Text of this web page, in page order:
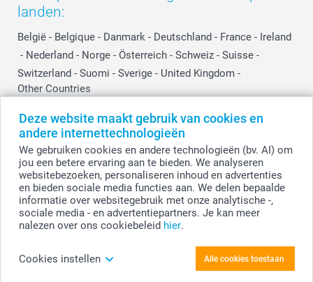
Deze website maakt gebruik van cookies en
andere internettechnologieën
We gebruiken cookies en andere technologieën (bv. AI) om
jou een betere ervaring aan te bieden. We analyseren
websitebezoeken, personaliseren inhoud en advertenties
en bieden sociale media functies aan. We delen bepaalde
informatie over websitegebruik met onze analytische -,
sociale media - en advertentiepartners. Je kan meer
nalezen over ons cookiebeleid hier.
Cookies instellen Alle cookies toestaan
landen:
België - Belgique - Danmark - Deutschland - France - Ireland
- Nederland - Norge - Österreich - Schweiz - Suisse -
Switzerland - Suomi - Sverige - United Kingdom -
Other Countries
© smartphoto group. Alle rechten voorbehouden.Disclaimer
Alle prijzen zijn in EURO (€) inclusief BTW en exclusief verzendkosten.